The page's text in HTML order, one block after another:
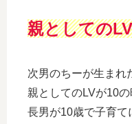
親としての
次男のちーが生まれ
親としてのLVが10
長男が10歳で子育て